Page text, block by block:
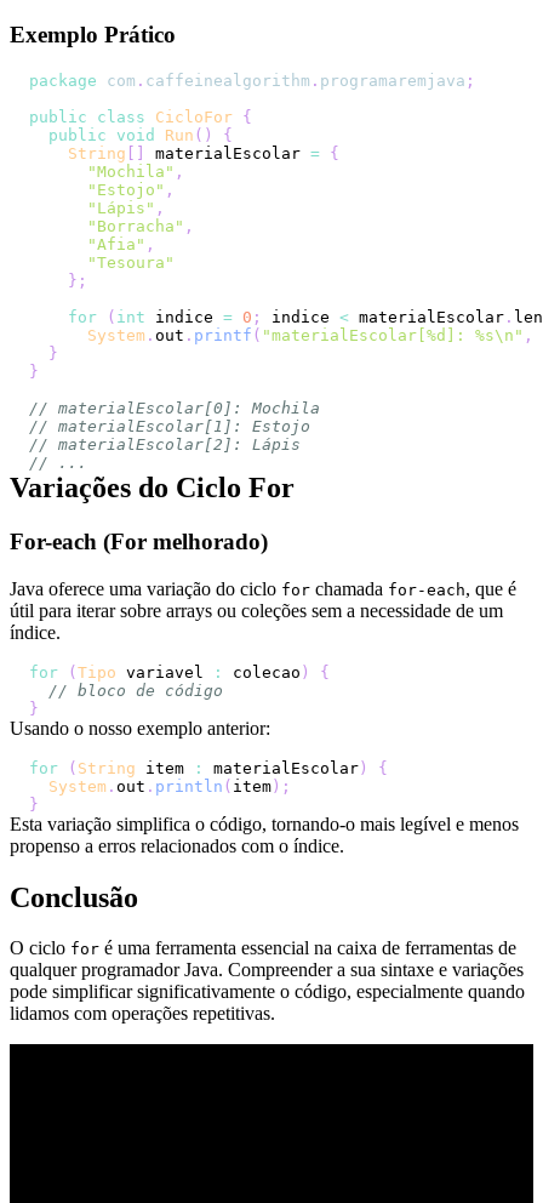
Exemplo Prático
package com . caffeinealgorithm . programaremjava ;
public
class CicloFor {
public
void Run ( )
{
String
materialEscolar = {
"Mochila" ,
"Estojo" ,
"Lápis" ,
"Borracha" ,
"Afia" ,
"Tesoura"
} ;
for
( int indice = 0 ; indice < materialEscolar .
System . out . printf ( "materialEscolar[%d]: %s\n" ,
}
}
// materialEscolar[0]: Mochila
// materialEscolar[1]: Estojo
// materialEscolar[2]: Lápis
// ...
Variações do Ciclo For
For-each (For melhorado)
Java oferece uma variação do ciclo for chamada for-each, que é
útil para iterar sobre arrays ou coleções sem a necessidade de um
índice.
for (Tipo variavel : colecao )
{
// bloco de código
}
Usando o nosso exemplo anterior:
for ( String item : materialEscolar)
{
System . out . println ( item) ;
}
Esta variação simplifica o código, tornando-o mais legível e menos
propenso a erros relacionados com o índice.
Conclusão
O ciclo for é uma ferramenta essencial na caixa de ferramentas de
qualquer programador Java. Compreender a sua sintaxe e variações
pode simplificar significativamente o código, especialmente quando
lidamos com operações repetitivas.